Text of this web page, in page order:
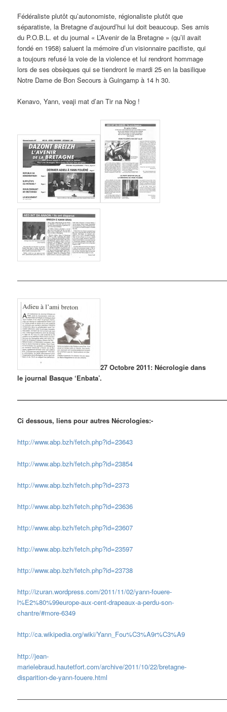
Fédéraliste plutôt qu’autonomiste, régionaliste plutôt que
séparatiste, la Bretagne d’aujourd’hui lui doit beaucoup. Ses amis
du P.O.B.L. et du journal « L’Avenir de la Bretagne » (qu’il avait
fondé en 1958) saluent la mémoire d’un visionnaire pacifiste, qui
a toujours refusé la voie de la violence et lui rendront hommage
lors de ses obsèques qui se tiendront le mardi 25 en la basilique
Notre Dame de Bon Secours à Guingamp à 14 h 30.
Kenavo, Yann, veaji mat d’an Tir na Nog !
27 Octobre 2011: Nécrologie dans
le journal Basque ‘Enbata’.
Ci dessous, liens pour autres Nécrologies:-
http://www.abp.bzh/fetch.php?id=23643
http://www.abp.bzh/fetch.php?id=23854
http://www.abp.bzh/fetch.php?id=2373
http://www.abp.bzh/fetch.php?id=23636
http://www.abp.bzh/fetch.php?id=23607
http://www.abp.bzh/fetch.php?id=23597
http://www.abp.bzh/fetch.php?id=23738
http://izuran.wordpress.com/2011/11/02/yann-fouere-
l%E2%80%99europe-aux-cent-drapeaux-a-perdu-son-
chantre/#more-6349
http://ca.wikipedia.org/wiki/Yann_Fou%C3%A9r%C3%A9
http://jean-
marielebraud.hautetfort.com/archive/2011/10/22/bretagne-
disparition-de-yann-fouere.html